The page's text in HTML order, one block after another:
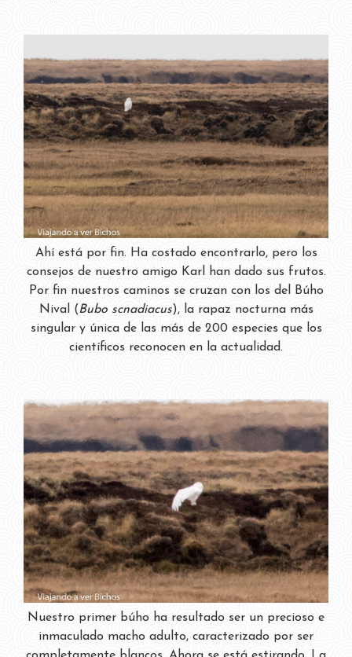
Ahí está por fin. Ha costado encontrarlo, pero los
consejos de nuestro amigo Karl han dado sus frutos.
Por fin nuestros caminos se cruzan con los del Búho
Nival (Bubo scnadiacus), la rapaz nocturna más
singular y única de las más de 200 especies que los
científicos reconocen en la actualidad.
Nuestro primer búho ha resultado ser un precioso e
inmaculado macho adulto, caracterizado por ser